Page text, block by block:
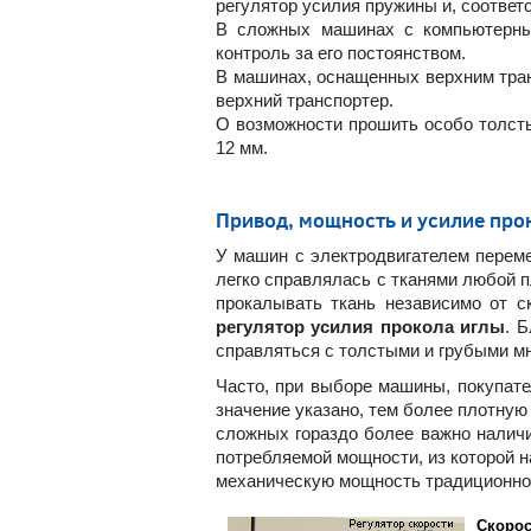
регулятор усилия пружины и,
В сложных машинах с
контроль за его постоянством.
В машинах, оснащенных верхним
верхний транспортер.
О возможности прошить особо
12 мм.
Привод, мощность и усилие
У машин с электродвигателем
легко справлялась с тканями любой
прокалывать ткань независимо от
регулятор усилия прокола иглы.
справляться с толстыми и грубыми
Часто, при выборе машины,
значение указано, тем более
сложных гораздо более важно
потребляемой мощности, из
механическую мощность